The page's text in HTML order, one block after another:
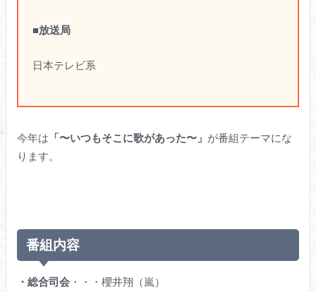
■放送局
日本テレビ系
今年は 「〜いつもそこに歌があった〜」 が番組テーマにな
ります。
番組内容
・総合司会・・・櫻井翔（嵐）